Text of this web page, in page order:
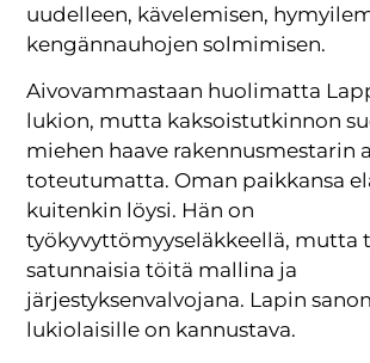
uudelleen, kävelemisen,
kengännauhojen solmimisen.
Aivovammastaan huolimatta
lukion, mutta kaksoistutkinnon
miehen haave rakennusmestarin
toteutumatta. Oman paikkansa
kuitenkin löysi. Hän on
työkyvyttömyyseläkkeellä, mutta
satunnaisia töitä mallina ja
järjestyksenvalvojana. Lapin
lukiolaisille on kannustava.